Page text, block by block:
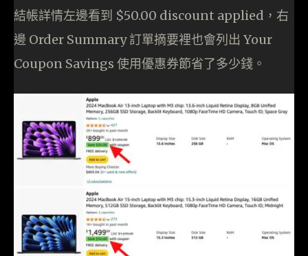
結帳詳情左邊看到 $50.00 discount applied，右
邊 Order Summary 訂單摘要裡也會列出 Your
Coupon Savings 使用優惠券節省了多少錢。